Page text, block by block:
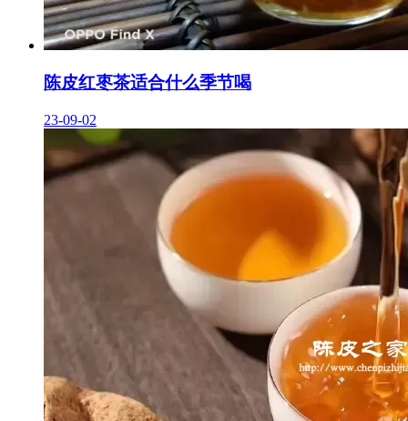
陈皮红枣茶适合什么季节喝
23-09-02